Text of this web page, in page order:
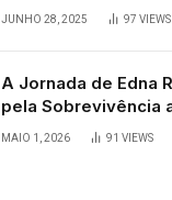
JUNHO 28, 2025 97 VIEWS
A Jornada de Edna
pela Sobrevivência
MAIO 1, 2026 91 VIEWS